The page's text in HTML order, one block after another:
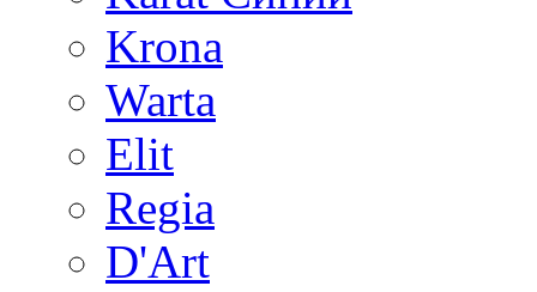
Krona
Warta
Elit
Regia
D'Art